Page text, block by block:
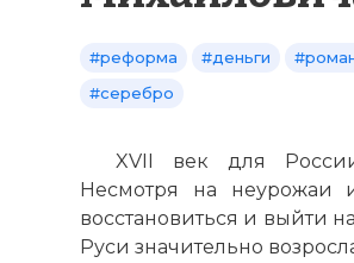
#реформа #деньги
#серебро
XVII век для
Несмотря на неурожаи
восстановиться и выйти
Руси значительно